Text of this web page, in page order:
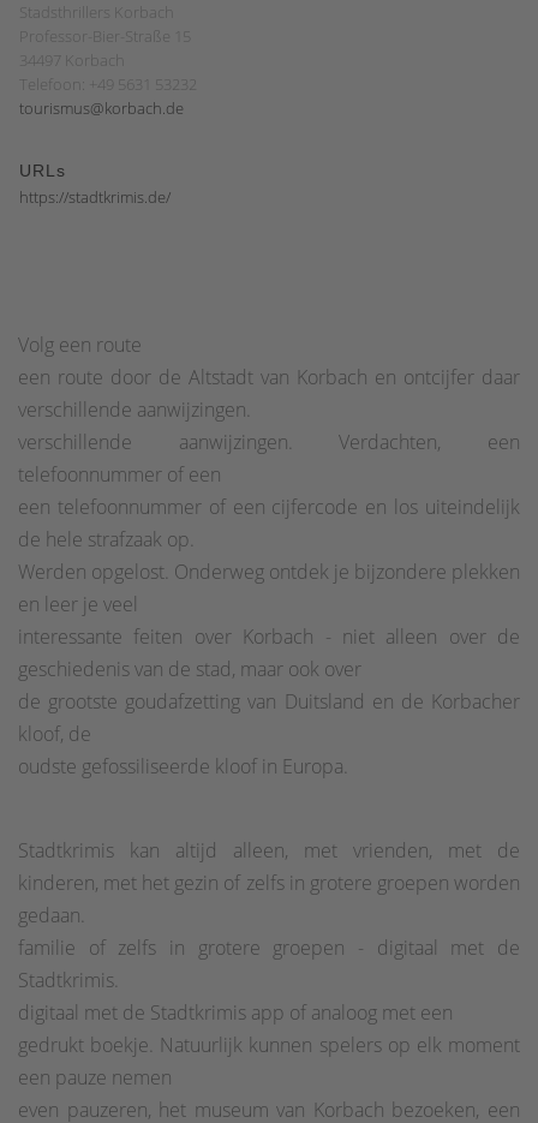
Stadsthrillers Korbach
Professor-Bier-Straße 15
34497 Korbach
Telefoon: +49 5631 53232
tourismus@korbach.de
URLs
https://stadtkrimis.de/
Volg een route
een route door de Altstadt van Korbach en ontcijfer daar
verschillende aanwijzingen.
verschillende aanwijzingen. Verdachten, een
telefoonnummer of een
een telefoonnummer of een cijfercode en los uiteindelijk
de hele strafzaak op.
Werden opgelost. Onderweg ontdek je bijzondere plekken
en leer je veel
interessante feiten over Korbach - niet alleen over de
geschiedenis van de stad, maar ook over
de grootste goudafzetting van Duitsland en de Korbacher
kloof, de
oudste gefossiliseerde kloof in Europa.
Stadtkrimis kan altijd alleen, met vrienden, met de
kinderen, met het gezin of zelfs in grotere groepen worden
gedaan.
familie of zelfs in grotere groepen - digitaal met de
Stadtkrimis.
digitaal met de Stadtkrimis app of analoog met een
gedrukt boekje. Natuurlijk kunnen spelers op elk moment
een pauze nemen
even pauzeren, het museum van Korbach bezoeken, een